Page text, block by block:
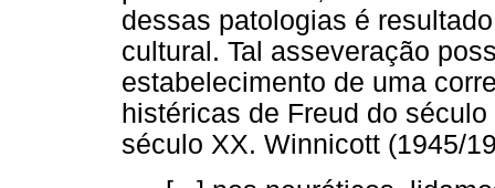
dessas patologias é
cultural. Tal asseveração
estabelecimento de uma
histéricas de Freud do
século XX. Winnicott (1945/